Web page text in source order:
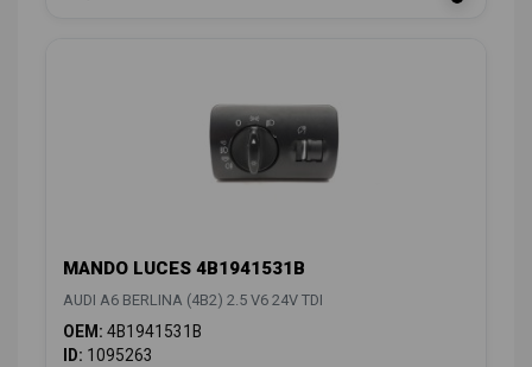
MANDO LUCES 4B1941531B
AUDI A6 BERLINA (4B2) 2.5 V6 24V TDI
OEM: 4B1941531B
ID: 1095263